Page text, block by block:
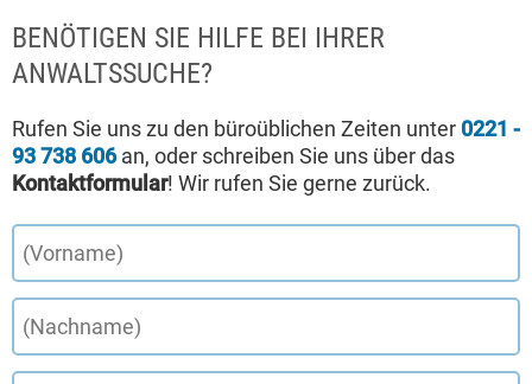
BENÖTIGEN SIE HILFE BEI IHRER
ANWALTSSUCHE?
Rufen Sie uns zu den büroüblichen Zeiten unter 0221 -
93 738 606an, oder schreiben Sie uns über das
Kontaktformular! Wir rufen Sie gerne zurück.